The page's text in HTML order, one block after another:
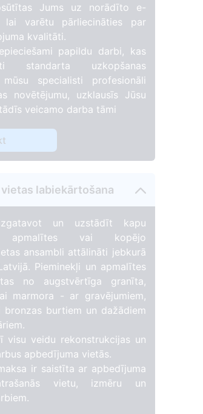
Jums uz norādīto e-
lai varētu pārliecināties par
kvalitāti.
papildu darbi, kas
standarta uzkopšanas
mūsu specialisti profesionāli
novētējumu, uzklausīs Jūsu
veicamo darba tāmi
labiekārtošana
un uzstādīt kapu
apmalītes vai kopējo
ansambli attālināti jebkurā
Pieminekļi un apmalītes
no augstvērtīga granīta,
marmora - ar gravējumiem,
burtiem un dažādiem
visu veidu rekonstrukcijas un
apbedījuma vietās.
ir saistīta ar apbedījuma
vietu, izmēru un